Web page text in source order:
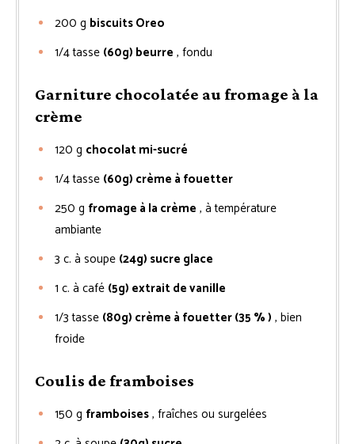
200 g biscuits Oreo
1/4tasse (60g) beurre , fondu
Garniture chocolatée au fromage à la
crème
120 g chocolat mi-sucré
1/4tasse (60g) crème à fouetter
250 g fromage à la crème , à température
ambiante
3 c. à soupe (24g) sucre glace
1 c. à café (5g) extrait de vanille
1/3 tasse (80g) crème à fouetter (35 % ) , bien
froide
Coulis de framboises
150 g framboises, fraîches ou surgelées